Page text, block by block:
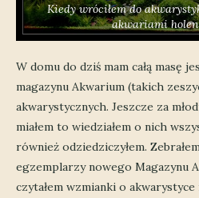
Kiedy wróciłem do
akwariami
W domu do dziś mam całą masę
magazynu Akwarium (takich
akwarystycznych. Jeszcze za
miałem to wiedziałem o nich
również odziedziczyłem.
egzemplarzy nowego Magazynu
czytałem wzmianki o